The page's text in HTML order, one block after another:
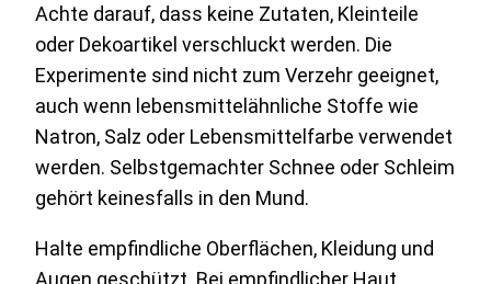
Achte darauf, dass keine Zutaten, Kleinteile
oder Dekoartikel verschluckt werden. Die
Experimente sind nicht zum Verzehr geeignet,
auch wenn lebensmittelähnliche Stoffe wie
Natron, Salz oder Lebensmittelfarbe verwendet
werden. Selbstgemachter Schnee oder Schleim
gehört keinesfalls in den Mund.
Halte empfindliche Oberflächen, Kleidung und
Augen geschützt. Bei empfindlicher Haut